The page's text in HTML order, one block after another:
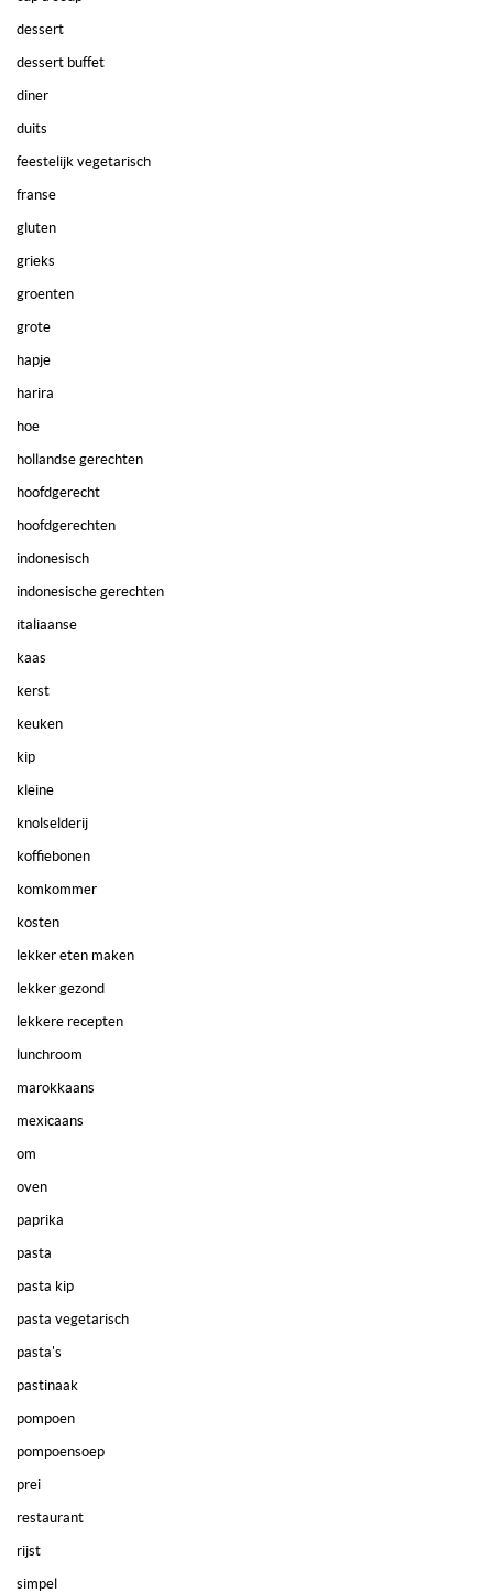
dessert
dessert buffet
diner
duits
feestelijk vegetarisch
franse
gluten
grieks
groenten
grote
hapje
harira
hoe
hollandse gerechten
hoofdgerecht
hoofdgerechten
indonesisch
indonesische gerechten
italiaanse
kaas
kerst
keuken
kip
kleine
knolselderij
koffiebonen
komkommer
kosten
lekker eten maken
lekker gezond
lekkere recepten
lunchroom
marokkaans
mexicaans
om
oven
paprika
pasta
pasta kip
pasta vegetarisch
pasta's
pastinaak
pompoen
pompoensoep
prei
restaurant
rijst
simpel